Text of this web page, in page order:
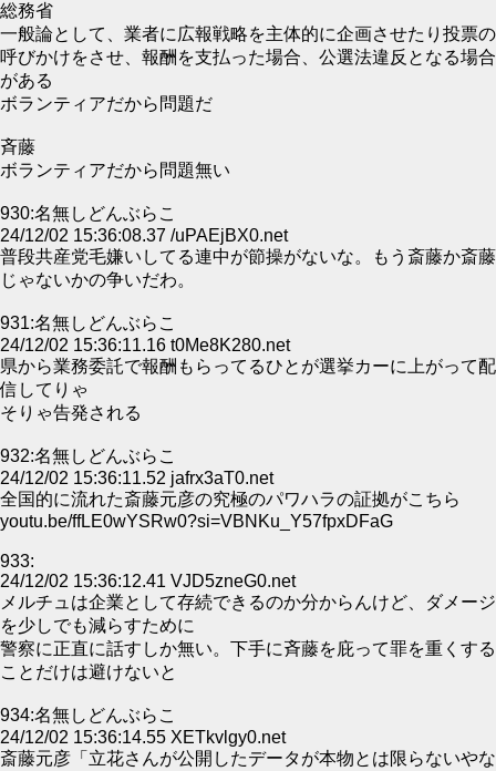
総務省
一般論として、業者に広報戦略を主体的に企画させたり投票の
呼びかけをさせ、報酬を支払った場合、公選法違反となる場合
がある
ボランティアだから問題だ
斉藤
ボランティアだから問題無い
930:名無しどんぶらこ
24/12/02 15:36:08.37 /uPAEjBX0.net
普段共産党毛嫌いしてる連中が節操がないな。もう斎藤か斎藤
じゃないかの争いだわ。
931:名無しどんぶらこ
24/12/02 15:36:11.16 t0Me8K280.net
県から業務委託で報酬もらってるひとが選挙カーに上がって配
信してりゃ
そりゃ告発される
932:名無しどんぶらこ
24/12/02 15:36:11.52 jafrx3aT0.net
全国的に流れた斎藤元彦の究極のパワハラの証拠がこちら
youtu.be/ffLE0wYSRw0?si=VBNKu_Y57fpxDFaG
933:
24/12/02 15:36:12.41 VJD5zneG0.net
メルチュは企業として存続できるのか分からんけど、ダメージ
を少しでも減らすために
警察に正直に話すしか無い。下手に斉藤を庇って罪を重くする
ことだけは避けないと
934:名無しどんぶらこ
24/12/02 15:36:14.55 XETkvlgy0.net
斎藤元彦「立花さんが公開したデータが本物とは限らないやな